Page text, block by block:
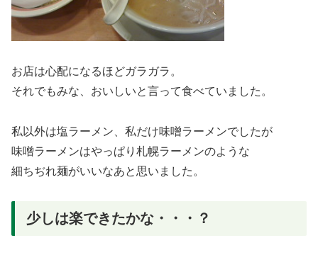
お店は心配になるほどガラガラ。
それでもみな、おいしいと言って食べていました。
私以外は塩ラーメン、私だけ味噌ラーメンでしたが
味噌ラーメンはやっぱり札幌ラーメンのような
細ちぢれ麺がいいなあと思いました。
少しは楽できたかな・・・？